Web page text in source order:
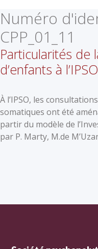
Numéro
CPP_01_11
Particularités de
d’enfants à l’IPSO
À l’IPSO, les
somatiques ont été
partir du modèle de
par P. Marty, M.de